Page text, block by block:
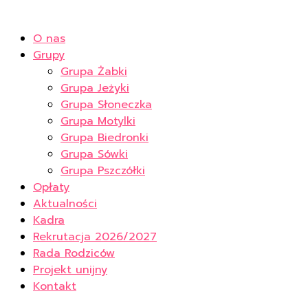
O nas
Grupy
Grupa Żabki
Grupa Jeżyki
Grupa Słoneczka
Grupa Motylki
Grupa Biedronki
Grupa Sówki
Grupa Pszczółki
Opłaty
Aktualności
Kadra
Rekrutacja 2026/2027
Rada Rodziców
Projekt unijny
Kontakt